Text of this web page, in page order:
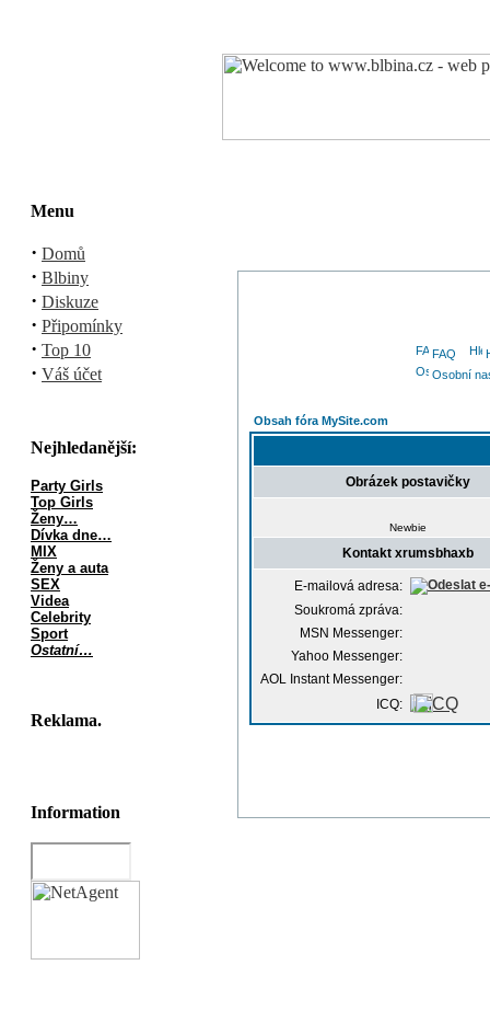
Menu
· Domů
· Blbiny
· Diskuze
· Připomínky
· Top 10
· Váš účet
Nejhledanější:
Party Girls
Top Girls
Ženy…
Dívka dne…
MIX
Ženy a auta
SEX
Videa
Celebrity
Sport
Ostatní…
Reklama.
Information
FAQ
Osobní
Obsah fóra MySite.com
Obrázek postavičky
Newbie
Kontakt xrumsbhaxb
E-mailová adresa:
Soukromá zpráva:
MSN Messenger:
Yahoo Messenger:
AOL Instant Messenger:
ICQ: